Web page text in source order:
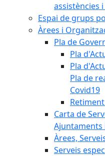
assistències
Espai de grups
Àrees i
Pla de
Pla
Pla
Pla de
Covid19
Carta de
Ajuntaments
Àrees,
Serveis